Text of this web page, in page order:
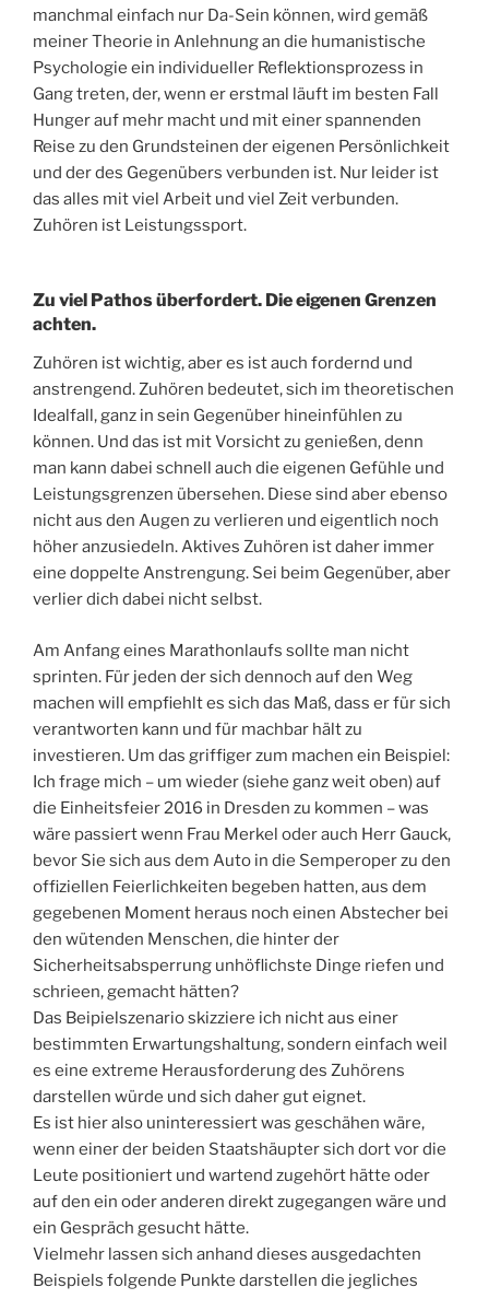
manchmal einfach nur Da-Sein können, wird gemäß
meiner Theorie in Anlehnung an die humanistische
Psychologie ein individueller Reflektionsprozess in
Gang treten, der, wenn er erstmal läuft im besten Fall
Hunger auf mehr macht und mit einer spannenden
Reise zu den Grundsteinen der eigenen Persönlichkeit
und der des Gegenübers verbunden ist. Nur leider ist
das alles mit viel Arbeit und viel Zeit verbunden.
Zuhören ist Leistungssport.
Zu viel Pathos überfordert. Die eigenen Grenzen
achten.
Zuhören ist wichtig, aber es ist auch fordernd und
anstrengend. Zuhören bedeutet, sich im theoretischen
Idealfall, ganz in sein Gegenüber hineinfühlen zu
können. Und das ist mit Vorsicht zu genießen, denn
man kann dabei schnell auch die eigenen Gefühle und
Leistungsgrenzen übersehen. Diese sind aber ebenso
nicht aus den Augen zu verlieren und eigentlich noch
höher anzusiedeln. Aktives Zuhören ist daher immer
eine doppelte Anstrengung. Sei beim Gegenüber, aber
verlier dich dabei nicht selbst.
Am Anfang eines Marathonlaufs sollte man nicht
sprinten. Für jeden der sich dennoch auf den Weg
machen will empfiehlt es sich das Maß, dass er für sich
verantworten kann und für machbar hält zu
investieren. Um das griffiger zum machen ein Beispiel:
Ich frage mich – um wieder (siehe ganz weit oben) auf
die Einheitsfeier 2016 in Dresden zu kommen – was
wäre passiert wenn Frau Merkel oder auch Herr Gauck,
bevor Sie sich aus dem Auto in die Semperoper zu den
offiziellen Feierlichkeiten begeben hatten, aus dem
gegebenen Moment heraus noch einen Abstecher bei
den wütenden Menschen, die hinter der
Sicherheitsabsperrung unhöflichste Dinge riefen und
schrieen, gemacht hätten?
Das Beipielszenario skizziere ich nicht aus einer
bestimmten Erwartungshaltung, sondern einfach weil
es eine extreme Herausforderung des Zuhörens
darstellen würde und sich daher gut eignet.
Es ist hier also uninteressiert was geschähen wäre,
wenn einer der beiden Staatshäupter sich dort vor die
Leute positioniert und wartend zugehört hätte oder
auf den ein oder anderen direkt zugegangen wäre und
ein Gespräch gesucht hätte.
Vielmehr lassen sich anhand dieses ausgedachten
Beispiels folgende Punkte darstellen die jegliches